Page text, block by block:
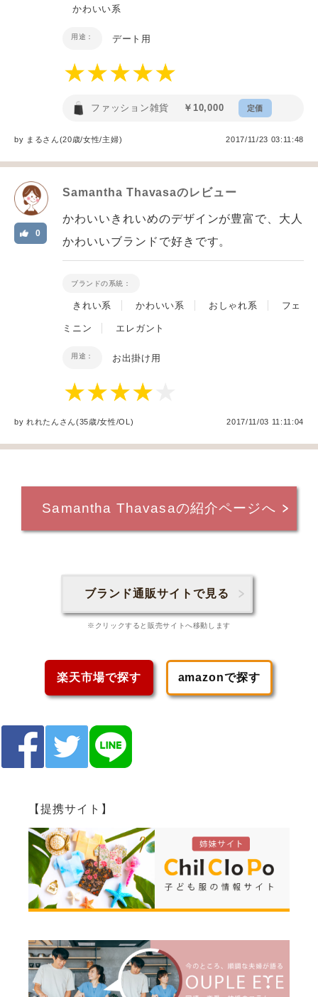
かわいい系
用途： デート用
ファッション雑貨 ￥10,000 定価
by まるさん(20歳/女性/主婦) 2017/11/23 03:11:48
Samantha Thavasaのレビュー
0
かわいいきれいめのデザインが豊富で、大人
かわいいブランドで好きです。
ブランドの系統：
きれい系 かわいい系 おしゃれ系 フェ
ミニン エレガント
用途： お出掛け用
byれれたん さん(35歳/女性/OL ) 2017/11/03 11:11:04
Samantha Thavasaの紹介ページへ
ブランド通販サイトで見る
※クリックすると販売サイトへ移動します
楽天市場で探す amazonで探す
【提携サイト】